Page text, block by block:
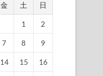
金 土 日
1 2
7 8 9
14 15 16